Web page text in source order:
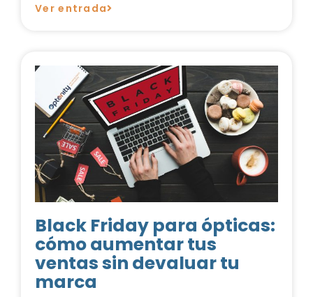
Ver entrada
Black Friday para ópticas:
cómo aumentar tus
ventas sin devaluar tu
marca